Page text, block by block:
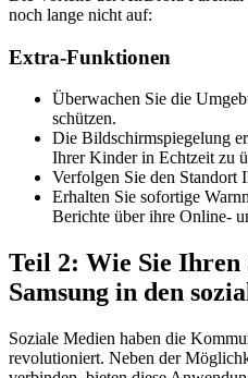
noch lange nicht auf:
Extra-Funktionen
Überwachen Sie die
schützen.
Die Bildschirmspiegelung
Ihrer Kinder in Echtzeit zu
Verfolgen Sie den Standort
Erhalten Sie sofortige
Berichte über ihre Online-
Teil 2: Wie Sie
Samsung in den
Soziale Medien haben die
revolutioniert. Neben der